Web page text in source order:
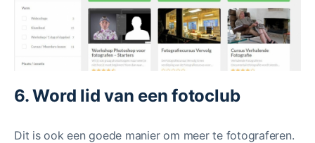
6. Word lid van een fotoclub
Dit is ook een goede manier om meer te fotograferen.